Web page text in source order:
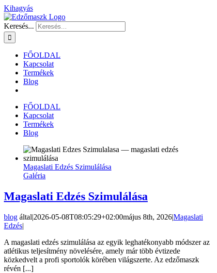
Kihagyás
Keresés...
FŐOLDAL
Kapcsolat
Termékek
Blog
FŐOLDAL
Kapcsolat
Termékek
Blog
Magaslati Edzés Szimulálása
Galéria
Magaslati Edzés Szimulálása
blog által|2026-05-08T08:05:29+02:00május 8th, 2026|Magaslati
Edzés|
A magaslati edzés szimulálása az egyik leghatékonyabb módszer az
atlétikus teljesítmény növelésére, amely már több évtizede
közkedvelt a profi sportolók körében világszerte. Az edzőmaszk
révén [...]